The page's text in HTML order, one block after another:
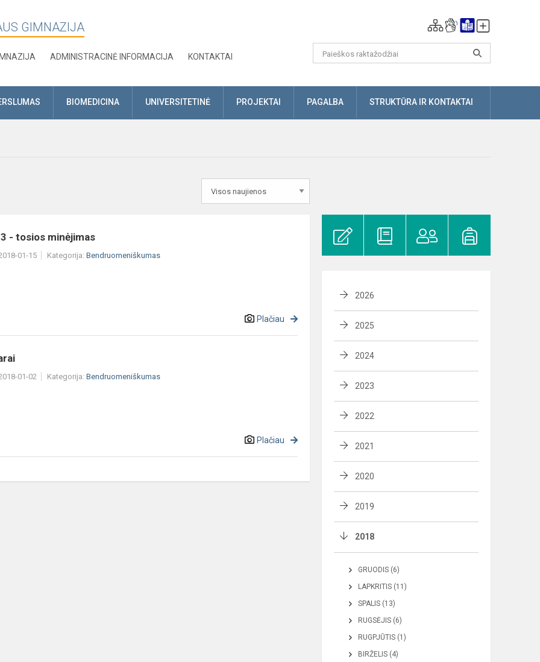
GIMNAZIJA
ADMINISTRACINĖ INFORMACIJA KONTAKTAI
BIOMEDICINA UNIVERSITETINĖ PROJEKTAI PAGALBA STRUKTŪRA IR KONTAKTAI
- tosios minėjimas
01-15 Kategorija: Bendruomeniškumas
Plačiau
01-02 Kategorija: Bendruomeniškumas
Plačiau
2026
2025
2024
2023
2022
2021
2020
2019
2018
GRUODIS (6)
LAPKRITIS (11)
SPALIS (13)
RUGSĖJIS (6)
RUGPJŪTIS (1)
BIRŽELIS (4)